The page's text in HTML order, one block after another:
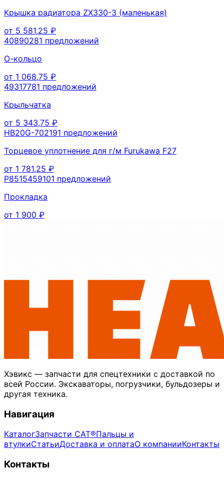
Крышка радиатора ZX330-3 (маленькая)
от 5 581,25 ₽
40890281 предложений
О-кольцо
от 1 068,75 ₽
49317781 предложений
Крыльчатка
от 5 343,75 ₽
HB20G-702191 предложений
Торцевое уплотнение для г/м Furukawa F27
от 1 781,25 ₽
P8515459101 предложений
Прокладка
от 1 900 ₽
Хэвикс — запчасти для спецтехники с доставкой по
всей России. Экскаваторы, погрузчики, бульдозеры и
другая техника.
Навигация
КаталогЗапчасти CAT®Пальцы и
втулкиСтатьиДоставка и оплатаО компанииКонтакты
Контакты